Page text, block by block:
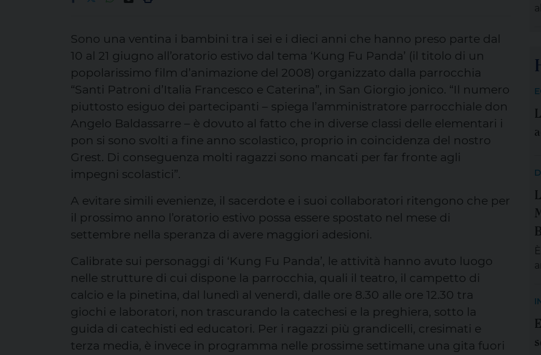
Sono una ventina i bambini tra i sei e i dieci anni che hanno preso parte dal
10 al 21 giugno all’oratorio estivo dal tema ‘Kung Fu Panda’ (il titolo di un
popolarissimo film d’animazione del 2008) organizzato dalla parrocchia
“Santi Patroni d’Italia Francesco e Caterina”, in San Giorgio jonico. “Il numero
piuttosto esiguo dei partecipanti – spiega l’amministratore parrocchiale don
Angelo Baldassarre – è dovuto al fatto che in diverse classi delle elementari i
pon si sono svolti a fine anno scolastico, proprio in coincidenza del nostro
Grest. Di conseguenza molti ragazzi sono mancati per far fronte agli
impegni scolastici”.
A evitare simili evenienze, il sacerdote e i suoi collaboratori ritengono che per
il prossimo anno l’oratorio estivo possa essere spostato nel mese di
settembre nella speranza di avere maggiori adesioni.
Calibrate sui personaggi di ‘Kung Fu Panda’, le attività hanno avuto luogo
nelle strutture di cui dispone la parrocchia, quali il teatro, il campetto di
calcio e la pinetina, dal lunedì al venerdì, dalle ore 8.30 alle ore 12.30 tra
giochi e laboratori, non trascurando la catechesi e la preghiera, sotto la
guida di catechisti ed educatori. Per i ragazzi più grandicelli, cresimati e
terza media, è invece in programma nelle prossime settimane una gita fuori